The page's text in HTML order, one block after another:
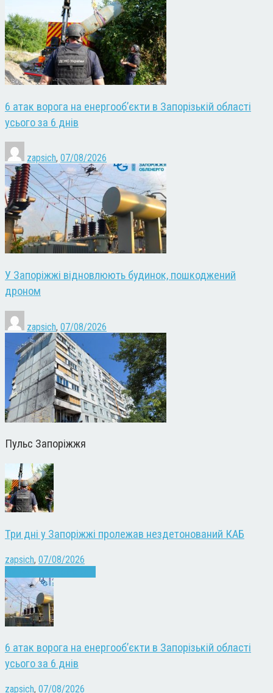
6 атак ворога на енергооб’єкти в Запорізькій області
усього за 6 днів
zapsich, 07/08/2026
У Запоріжжі відновлюють будинок, пошкоджений
дроном
zapsich, 07/08/2026
Пульс Запоріжжя
Три дні у Запоріжжі пролежав нездетонований КАБ
zapsich, 07/08/2026
6 атак ворога на енергооб’єкти в Запорізькій області
усього за 6 днів
zapsich, 07/08/2026